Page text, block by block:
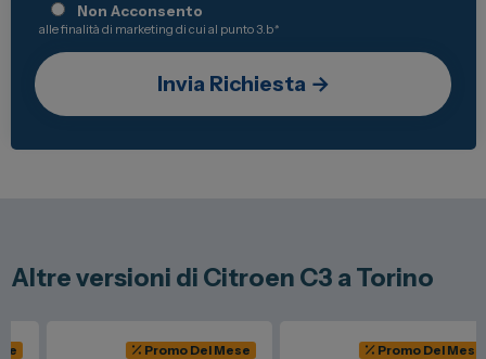
Non Acconsento
alle finalità di marketing di cui al punto 3.b*
Altre versioni di Citroen C3 a Torino
Promo Del Mese Promo Del Mese